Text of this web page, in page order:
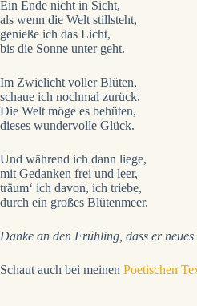
Ein Ende nicht in Sicht,
als wenn die Welt stillsteht,
genieße ich das Licht,
bis die Sonne unter geht.
Im Zwielicht voller Blüten,
schaue ich nochmal zurück.
Die Welt möge es behüten,
dieses wundervolle Glück.
Und während ich dann liege,
mit Gedanken frei und leer,
träum‘ ich davon, ich triebe,
durch ein großes Blütenmeer.
Danke an den Frühling, dass er
Schaut auch bei meinen Poetischen